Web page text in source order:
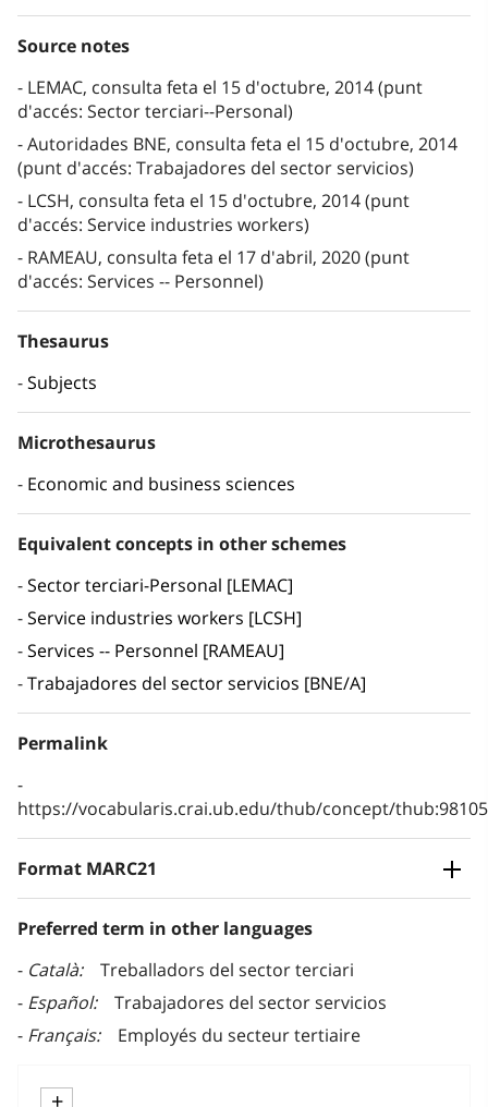
Source notes
LEMAC, consulta feta el 15 d'octubre, 2014 (punt
d'accés: Sector terciari--Personal)
Autoridades BNE, consulta feta el 15 d'octubre, 2014
(punt d'accés: Trabajadores del sector servicios)
LCSH, consulta feta el 15 d'octubre, 2014 (punt
d'accés: Service industries workers)
RAMEAU, consulta feta el 17 d'abril, 2020 (punt
d'accés: Services -- Personnel)
Thesaurus
Subjects
Microthesaurus
Economic and business sciences
Equivalent concepts in other schemes
Sector terciari-Personal [LEMAC]
Service industries workers [LCSH]
Services -- Personnel [RAMEAU]
Trabajadores del sector servicios [BNE/A]
Permalink
https://vocabularis.crai.ub.edu/thub/concept/
Format MARC21
Preferred term in other languages
Català
Treballadors del sector terciari
Español
Trabajadores del sector servicios
Français
Employés du secteur tertiaire